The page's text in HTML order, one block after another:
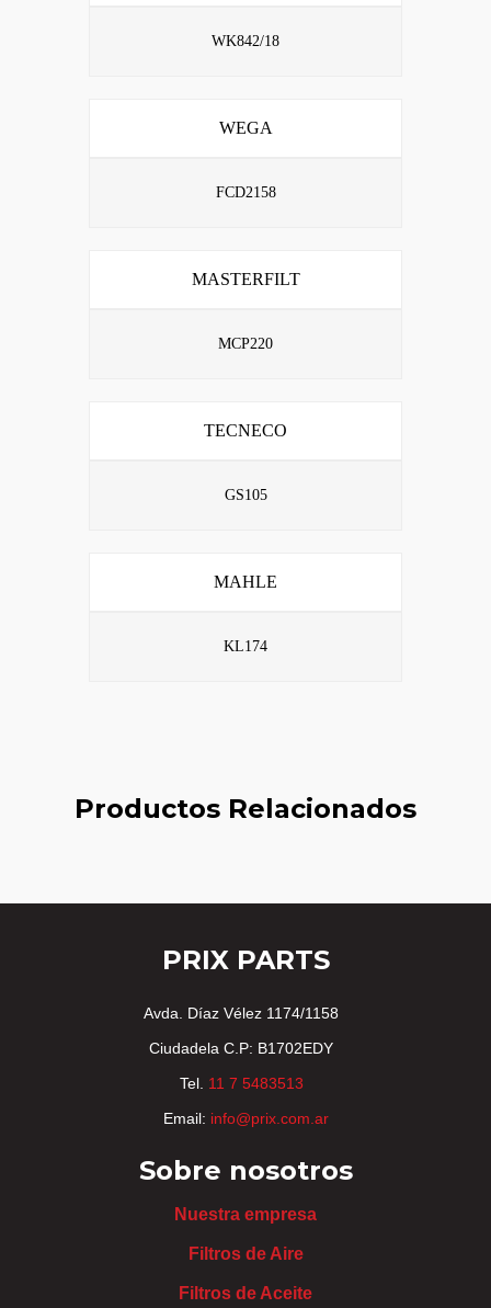
WK842/18
WEGA
FCD2158
MASTERFILT
MCP220
TECNECO
GS105
MAHLE
KL174
Productos Relacionados
PRIX PARTS
Avda. Díaz Vélez 1174/1158
Ciudadela C.P: B1702EDY
Tel. 11 7 5483513
Email: info@prix.com.ar
Sobre nosotros
Nuestra empresa
Filtros de Aire
Filtros de Aceite